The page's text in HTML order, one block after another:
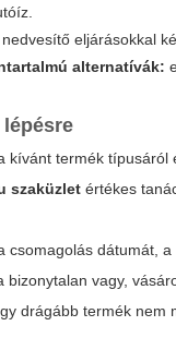
eljárásokkal
alternatívák:
kívánt termék
szaküzlet értékes
dátumát,
vagy,
drágább termék